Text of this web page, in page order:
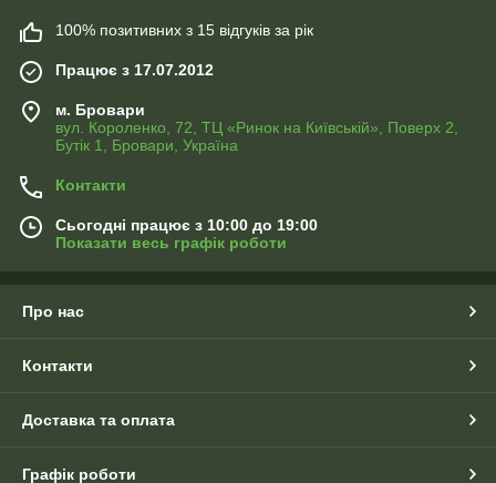
100% позитивних з 15 відгуків за рік
Працює з 17.07.2012
м. Бровари
вул. Короленко, 72, ТЦ «Ринок на Київській», Поверх 2,
Бутік 1, Бровари, Україна
Контакти
Сьогодні працює з 10:00 до 19:00
Показати весь графік роботи
Про нас
Контакти
Доставка та оплата
Графік роботи